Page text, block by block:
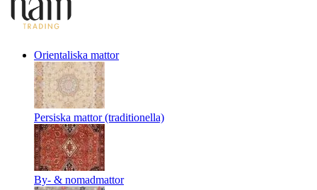
Orientaliska mattor
Persiska mattor (traditionella)
By- & nomadmattor